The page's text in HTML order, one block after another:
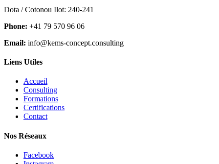
Dota / Cotonou Ilot: 240-241
Phone: +41 79 570 96 06
Email: info@kems-concept.consulting
Liens Utiles
Accueil
Consulting
Formations
Certifications
Contact
Nos Réseaux
Facebook